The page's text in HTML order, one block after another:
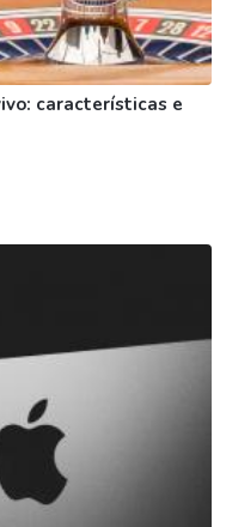
características e